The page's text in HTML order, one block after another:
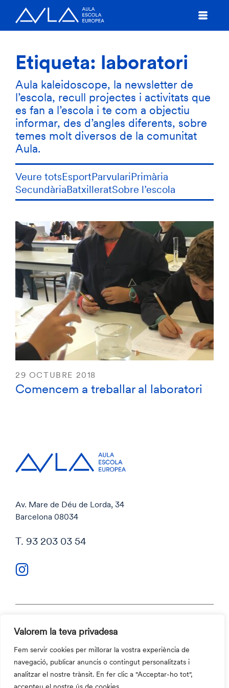
Valorem la teva privadesa
Fem servir cookies per millorar la vostra experiència de
navegació, publicar anuncis o contingut personalitzats i
analitzar el nostre trànsit. En fer clic a "Acceptar-ho tot",
accepteu el nostre ús de cookies.
Etiqueta: laboratori
Aula kaleidoscope, la newsletter de
l’escola, recull projectes i activitats que
es fan a l’escola i te com a objectiu
informar, des d’angles diferents, sobre
temes molt diversos de la comunitat
Aula.
Veure totsEsportParvulariPrimària
SecundàriaBatxilleratSobre l’escola
29 OCTUBRE 2018
Comencem a treballar al laboratori
Av. Mare de Déu de Lorda, 34
Barcelona 08034
T. 93 203 03 54
Política de privacitat
Política de cookies
Codi ètic i Canal ètic
Contacte
©2026 Aula Escola Europea